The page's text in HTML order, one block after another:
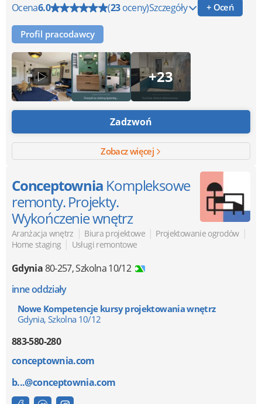
Ocena6.0 (23oceny)Szczegóły + Oceń
Profil pracodawcy
+23
Zadzwoń
Zobacz więcej
Conceptownia Kompleksowe
remonty. Projekty.
Wykończenie wnętrz
Aranżacja wnętrz | Biura projektowe | Projektowanie ogrodów |
Home staging | Usługi remontowe
Gdynia80-257,Szkolna 10/12
inne oddziały
Nowe Kompetencje kursy projektowania wnętrz
Gdynia, Szkolna 10/12
883-580-280
conceptownia.com
b...@conceptownia.com